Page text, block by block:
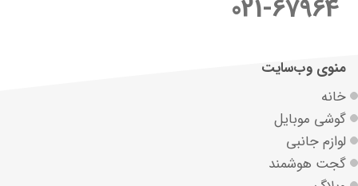
021-67964
منوی وب‌سایت
خانه
گوشی موبایل
لوازم جانبی
گجت هوشمند